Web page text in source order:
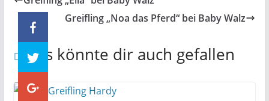
Greifling „Noa das Pferd“ bei Baby Walz
Das könnte dir auch gefallen